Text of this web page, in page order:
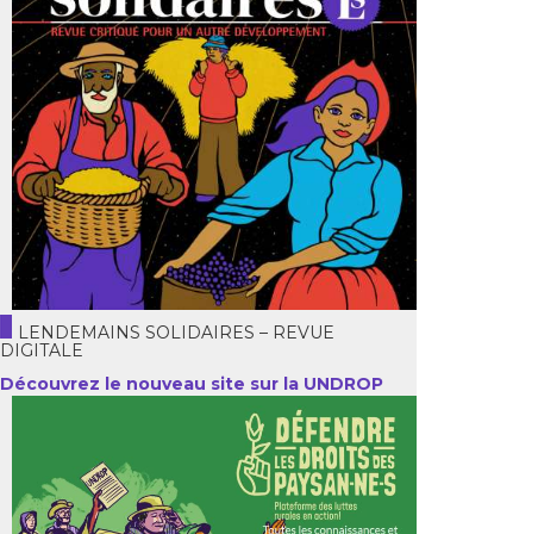
LENDEMAINS SOLIDAIRES – REVUE
DIGITALE
Découvrez le nouveau site sur la UNDROP